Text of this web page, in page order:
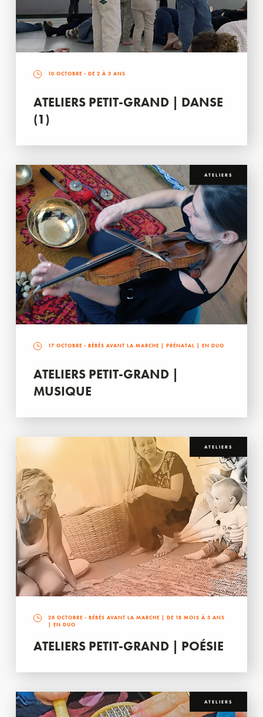
10 OCTOBRE - DE 2 À 3 ANS
ATELIERS PETIT-GRAND | DANSE
(1)
ATELIERS
17 OCTOBRE - BÉBÉS AVANT LA MARCHE | PRÉNATAL | EN DUO
ATELIERS PETIT-GRAND |
MUSIQUE
ATELIERS
28 OCTOBRE - BÉBÉS AVANT LA MARCHE | DE 18 MOIS À 3 ANS
| EN DUO
ATELIERS PETIT-GRAND | POÉSIE
ATELIERS